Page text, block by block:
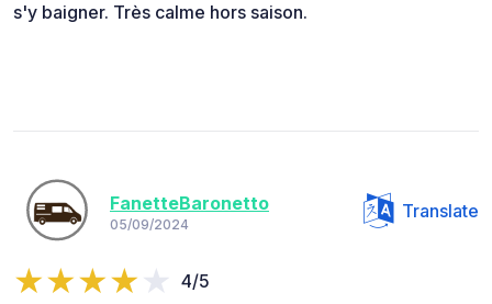
s'y baigner. Très calme hors saison.
FanetteBaronetto
05/09/2024
Translate
4/5